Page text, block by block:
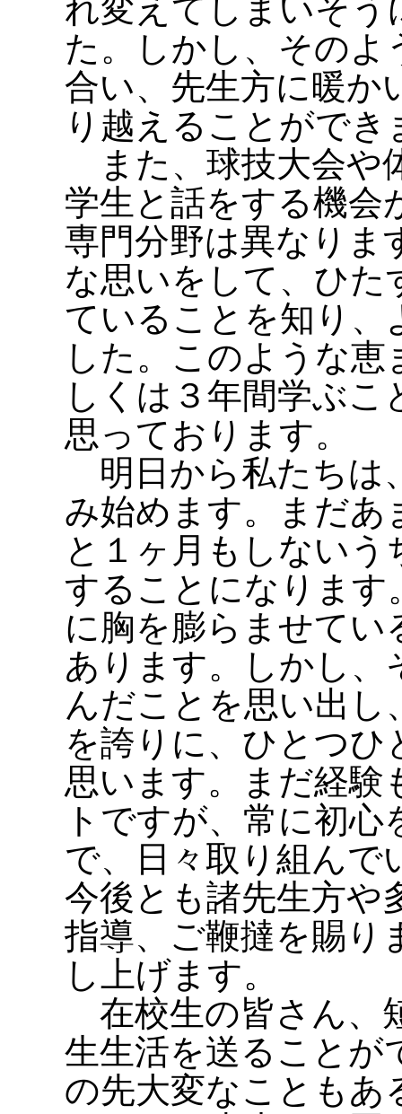
れ変えてしまいそ
た。しかし、そのよ
合い、先生方に暖か
り越えることができ
また、球技大会や
学生と話をする機会
専門分野は異なりま
な思いをして、ひた
ていることを知り、
した。このような
しくは３年間学ぶ
思っております。
明日から私たちは
み始めます。まだあ
と１ヶ月もしない
することになります
に胸を膨らませてい
あります。しかし、
んだことを思い出し
を誇りに、ひとつ
思います。まだ経験
トですが、常に初
で、日々取り組んで
今後とも諸先生方や
指導、ご鞭撻を賜り
し上げます。
在校生の皆さん、
生生活を送ることが
の先大変なこともあ